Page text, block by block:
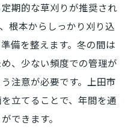
期的な草刈りが推奨され
根本からしっかり刈り込
備を整えます。冬の間は
、少ない頻度での管理が
注意が必要です。上田市
立てることで、年間を通
できます。